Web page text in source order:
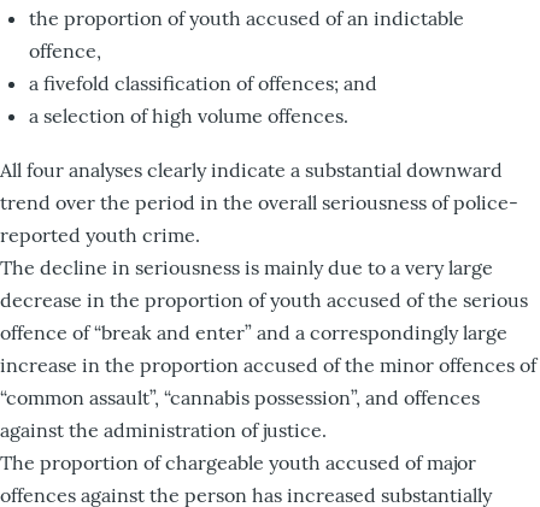
the proportion of youth accused of an indictable
offence,
a fivefold classification of offences; and
a selection of high volume offences.
All four analyses clearly indicate a substantial downward
trend over the period in the overall seriousness of police-
reported youth crime.
The decline in seriousness is mainly due to a very large
decrease in the proportion of youth accused of the serious
offence of “break and enter” and a correspondingly large
increase in the proportion accused of the minor offences of
“common assault”, “cannabis possession”, and offences
against the administration of justice.
The proportion of chargeable youth accused of major
offences against the person has increased substantially